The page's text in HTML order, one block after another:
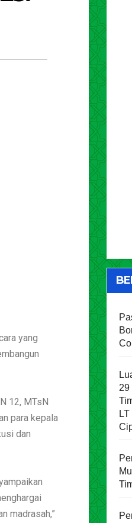
yang
12, MTsN
para kepala
dan
madrasah,”
29